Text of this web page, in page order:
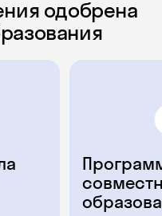
одобрена